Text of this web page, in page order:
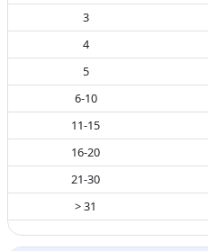
3
4
5
6-10
11-15
16-20
21-30
> 31